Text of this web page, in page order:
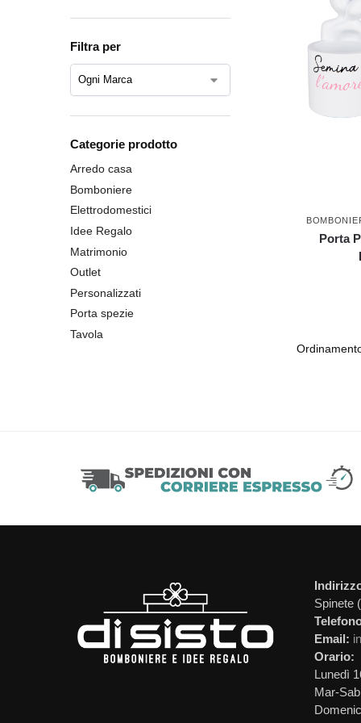
Porta
Filtra per
Categorie prodotto
Arredo casa
Bomboniere
Elettrodomestici
Idee Regalo
Matrimonio
Outlet
Personalizzati
Porta spezie
Tavola
Spinete
Email:
Orario:
Lunedì
Mar-